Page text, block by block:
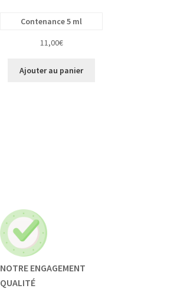
Contenance 5 ml
11,00€
Ajouter au panier
NOTRE ENGAGEMENT
QUALITÉ